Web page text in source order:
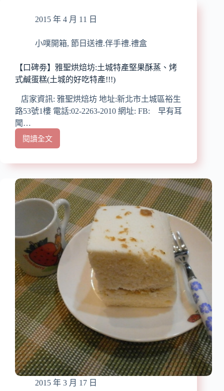
閣
蛋
樸
實
早
的
念
好
味!!!
過
就
忘
了
的
美
味)
2015 年 4 月 11 日
小噗開箱, 節日送禮.伴手禮.禮盒
【口碑劵】雅聖烘焙坊:土城特產堅果酥蒸、烤
式鹹蛋糕(土城的好吃特產!!!)
店家資訊: 雅聖烘焙坊 地址:新北市土城區裕生
路53號1樓 電話:02-2263-2010 網址: FB: 早有耳
聞…
閱讀全文
【口
劵】
聖
烘
土
城
特
產
堅
果
酥
蒸、
烤
式
鹹
蛋
糕
(土
城
的
2015 年 3 月 17 日